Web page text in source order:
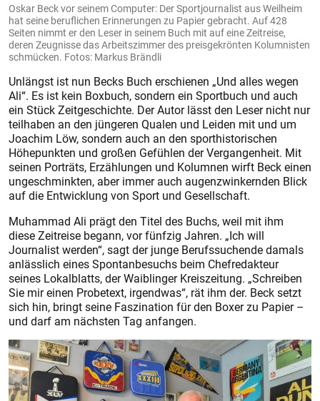
Oskar Beck vor seinem Computer: Der Sportjournalist aus Weilheim
hat seine beruflichen Erinnerungen zu Papier gebracht. Auf 428
Seiten nimmt er den Leser in seinem Buch mit auf eine Zeitreise,
deren Zeugnisse das Arbeitszimmer des preisgekrönten Kolumnisten
schmücken. Fotos: Markus Brändli
Unlängst ist nun Becks Buch erschienen „Und alles wegen
Ali“. Es ist kein Boxbuch, sondern ein Sportbuch und auch
ein Stück Zeitgeschichte. Der Autor lässt den Leser nicht nur
teilhaben an den jüngeren Qualen und Leiden mit und um
Joachim Löw, sondern auch an den sporthistorischen
Höhepunkten und großen Gefühlen der Vergangenheit. Mit
seinen Porträts, Erzählungen und Kolumnen wirft Beck einen
ungeschminkten, aber immer auch augenzwinkernden Blick
auf die Entwicklung von Sport und Gesellschaft.
Muhammad Ali prägt den Titel des Buchs, weil mit ihm
diese Zeitreise begann, vor fünfzig Jahren. „Ich will
Journalist werden“, sagt der junge Berufssuchende damals
anlässlich eines Spontanbesuchs beim Chefredakteur
seines Lokalblatts, der Waiblinger Kreiszeitung. „Schreiben
Sie mir einen Probetext, irgendwas“, rät ihm der. Beck setzt
sich hin, bringt seine Faszination für den Boxer zu Papier –
und darf am nächsten Tag anfangen.